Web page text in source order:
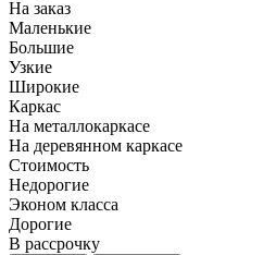
На заказ
Маленькие
Большие
Узкие
Широкие
Каркас
На металлокаркасе
На деревянном каркасе
Стоимость
Недорогие
Эконом класса
Дорогие
В рассрочку